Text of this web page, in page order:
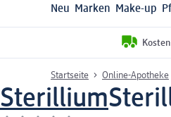
Neu Marken Make-up
Startseite Online-Apotheke
Sterillium